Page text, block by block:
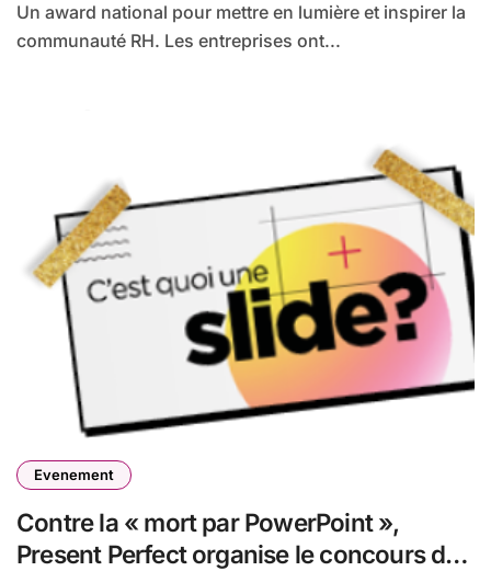
Un award national pour mettre en lumière et inspirer la
communauté RH. Les entreprises ont...
Evenement
Contre la « mort par PowerPoint »,
Present Perfect organise le concours de